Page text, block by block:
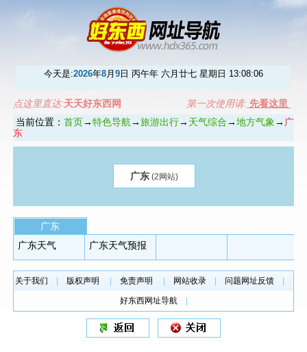
今天是:2026年8月 9日 丙午年 六月廿七 星期日 13:08:06
点这里直达:天天好东西网 第一次使用请: 先看这里
当前位置： 首页→特色导航→旅游出行→ 天气综合→地方气象 → 广
东
广东 (2网站)
广东
广东天气
广东天气预报
关于我们 版权声明 免责声明 网站收录| 问题网址反馈|
好东西网址导航|